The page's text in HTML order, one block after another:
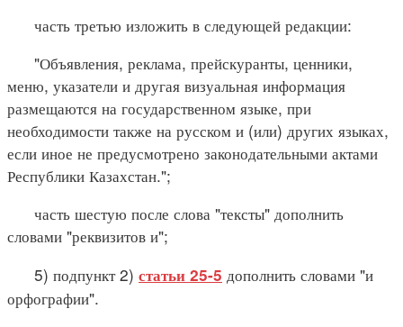
часть третью изложить в следующей редакции:
"Объявления, реклама, прейскуранты, ценники,
меню, указатели и другая визуальная информация
размещаются на государственном языке, при
необходимости также на русском и (или) других языках,
если иное не предусмотрено законодательными актами
Республики Казахстан.";
часть шестую после слова "тексты" дополнить
словами "реквизитов и";
5) подпункт 2) статьи 25-5 дополнить словами "и
орфографии".